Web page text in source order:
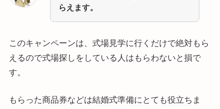
らえます。
このキャンペーンは、式場見学に行くだけで絶対もら
えるので式場探しをしている人はもらわないと損で
す。
もらった商品券などは結婚式準備にとても役立ちま